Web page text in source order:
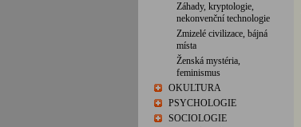
Záhady, kryptologie,
nekonvenční technologie
Zmizelé civilizace, bájná
místa
Ženská mystéria,
feminismus
OKULTURA
PSYCHOLOGIE
SOCIOLOGIE